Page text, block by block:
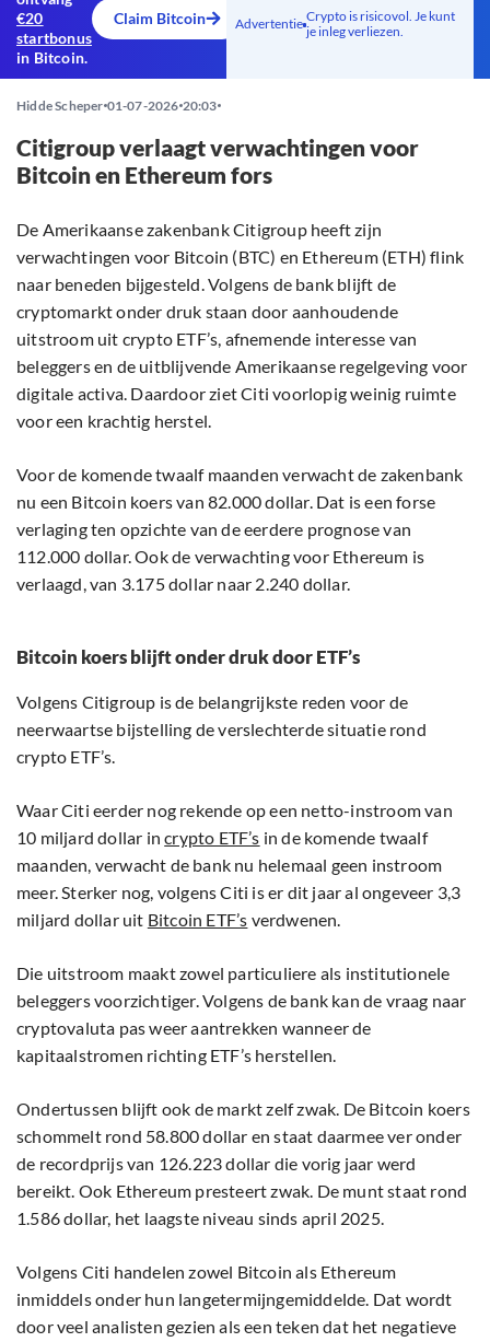
€20
startbonus
in Bitcoin.
Claim Bitcoin Advertentie Crypto is risicovol. Je kunt
je inleg verliezen.
Hidde Scheper 01-07-2026 20:03
Citigroup verlaagt verwachtingen voor
Bitcoin en Ethereum fors
De Amerikaanse zakenbank Citigroup heeft zijn
verwachtingen voor Bitcoin (BTC) en Ethereum (ETH) flink
naar beneden bijgesteld. Volgens de bank blijft de
cryptomarkt onder druk staan door aanhoudende
uitstroom uit crypto ETF’s, afnemende interesse van
beleggers en de uitblijvende Amerikaanse regelgeving voor
digitale activa. Daardoor ziet Citi voorlopig weinig ruimte
voor een krachtig herstel.
Voor de komende twaalf maanden verwacht de zakenbank
nu een Bitcoin koers van 82.000 dollar. Dat is een forse
verlaging ten opzichte van de eerdere prognose van
112.000 dollar. Ook de verwachting voor Ethereum is
verlaagd, van 3.175 dollar naar 2.240 dollar.
Bitcoin koers blijft onder druk door ETF’s
Volgens Citigroup is de belangrijkste reden voor de
neerwaartse bijstelling de verslechterde situatie rond
crypto ETF’s.
Waar Citi eerder nog rekende op een netto-instroom van
10 miljard dollar incrypto ETF’s in de komende twaalf
maanden, verwacht de bank nu helemaal geen instroom
meer. Sterker nog, volgens Citi is er dit jaar al ongeveer 3,3
miljard dollar uit Bitcoin ETF’s verdwenen.
Die uitstroom maakt zowel particuliere als institutionele
beleggers voorzichtiger. Volgens de bank kan de vraag naar
cryptovaluta pas weer aantrekken wanneer de
kapitaalstromen richting ETF’s herstellen.
Ondertussen blijft ook de markt zelf zwak. De Bitcoin koers
schommelt rond 58.800 dollar en staat daarmee ver onder
de recordprijs van 126.223 dollar die vorig jaar werd
bereikt. Ook Ethereum presteert zwak. De munt staat rond
1.586 dollar, het laagste niveau sinds april 2025.
Volgens Citi handelen zowel Bitcoin als Ethereum
inmiddels onder hun langetermijngemiddelde. Dat wordt
door veel analisten gezien als een teken dat het negatieve